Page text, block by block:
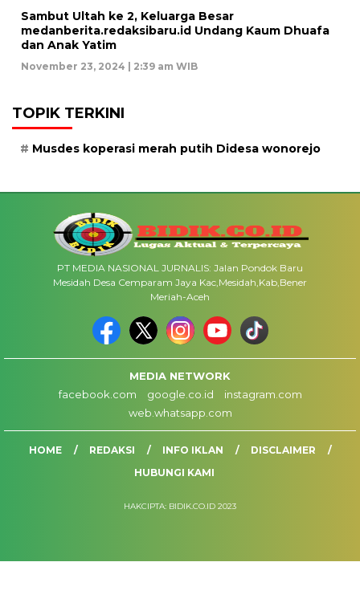
Sambut Ultah ke 2, Keluarga Besar
medanberita.redaksibaru.id Undang Kaum Dhuafa
dan Anak Yatim
November 23, 2024 | 2:39 am WIB
TOPIK TERKINI
Musdes koperasi merah putih Didesa wonorejo
PT MEDIA NASIONAL JURNALIS: Jalan Pondok Baru
Mesidah Desa Cemparam Jaya Kac,Mesidah,Kab,Bener
Meriah-Aceh
MEDIA NETWORK
facebook.com
google.co.id
instagram.com
web.whatsapp.com
HOME REDAKSI INFO IKLAN
DISCLAIMER
HUBUNGI KAMI
HAKCIPTA: BIDIK.CO.ID 2023